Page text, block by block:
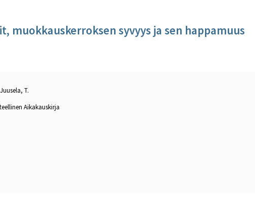
muokkauskerroksen syvyys ja sen happamuus
T.
Aikakauskirja